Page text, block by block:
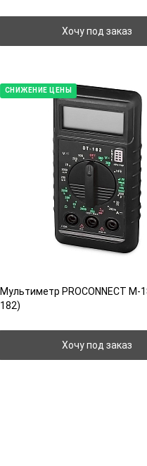
Хочу под заказ
СНИЖЕНИЕ ЦЕНЫ
Мультиметр PROCONNECT М-
182)
Хочу под заказ